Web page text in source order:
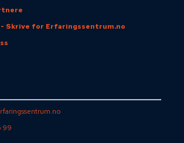
Skrive for Erfaringssentrum.no
99